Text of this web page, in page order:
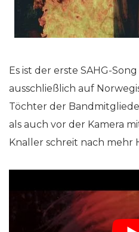
Es ist der erste SAHG-
ausschließlich auf
Töchter der
als auch vor der Kamera
Knaller schreit nach mehr